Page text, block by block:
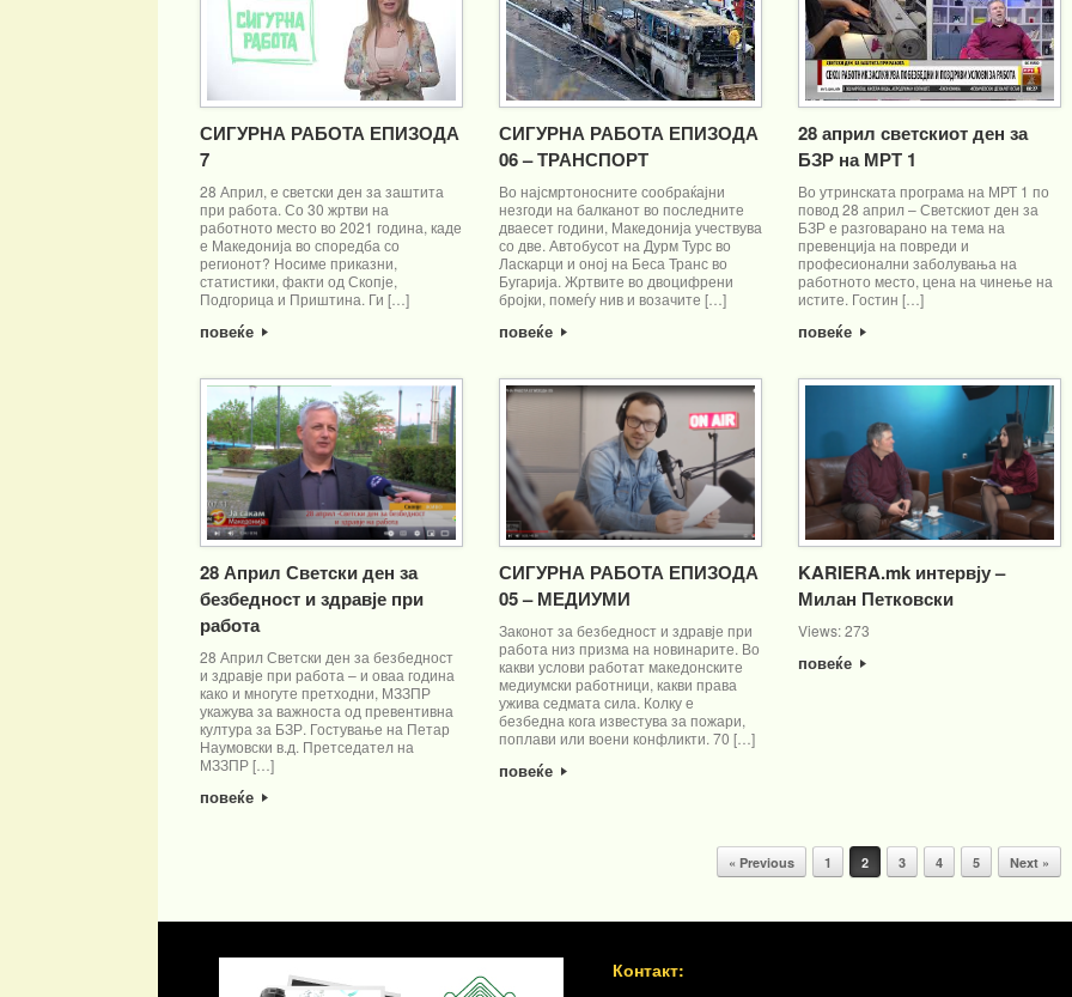
СИГУРНА РАБОТА ЕПИЗОДА
7
28 Април, е светски ден за заштита
при работа. Со 30 жртви на
работното место во 2021 година, каде
е Македонија во споредба со
регионот? Носиме приказни,
статистики, факти од Скопје,
Подгорица и Приштина. Ги […]
повеќе
СИГУРНА РАБОТА ЕПИЗОДА
06 – ТРАНСПОРТ
Во најсмртоносните сообраќајни
незгоди на балканот во последните
дваесет години, Македонија учествува
со две. Автобусот на Дурм Турс во
Ласкарци и оној на Беса Транс во
Бугарија. Жртвите во двоцифрени
бројки, помеѓу нив и возачите […]
повеќе
28 април светскиот ден за
БЗР на МРТ 1
Во утринската програма на МРТ 1 по
повод 28 април – Светскиот ден за
БЗР е разговарано на тема на
превенција на повреди и
професионални заболувања на
работното место, цена на чинење на
истите. Гостин […]
повеќе
28 Април Светски ден за
безбедност и здравје при
работа
28 Април Светски ден за безбедност
и здравје при работа – и оваа година
како и многуте претходни, МЗЗПР
укажува за важноста од превентивна
култура за БЗР. Гостување на Петар
Наумовски в.д. Претседател на
МЗЗПР […]
повеќе
СИГУРНА РАБОТА ЕПИЗОДА
05 – МЕДИУМИ
Законот за безбедност и здравје при
работа низ призма на новинарите. Во
какви услови работат македонските
медиумски работници, какви права
ужива седмата сила. Колку е
безбедна кога известува за пожари,
поплави или воени конфликти. 70 […]
повеќе
KARIERA.mk интервју –
Милан Петковски
Views: 273
повеќе
« Previous 1 2 3 4 5 Next »
Контакт: